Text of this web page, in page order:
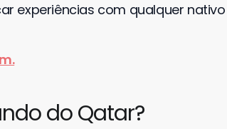
experiências com qualquer nativo
do Qatar?